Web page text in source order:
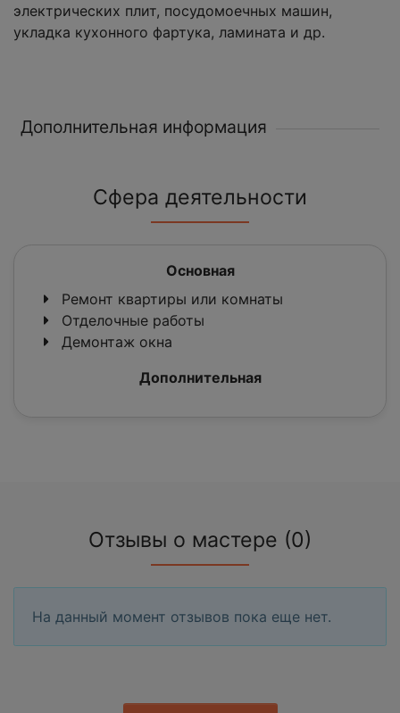
электрических плит, посудомоечных машин,
укладка кухонного фартука, ламината и др.
Дополнительная информация
Сфера деятельности
Основная
Ремонт квартиры или комнаты
Отделочные работы
Демонтаж окна
Дополнительная
Отзывы о мастере (0)
На данный момент отзывов пока еще нет.